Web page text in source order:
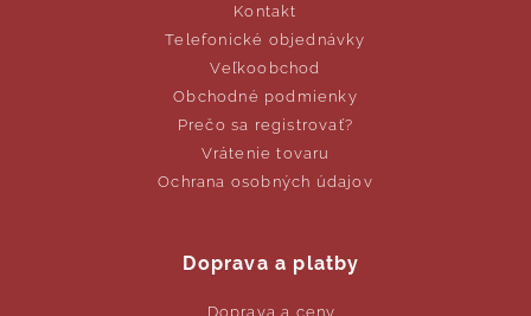
Kontakt
Telefonické objednávky
Veľkoobchod
Obchodné podmienky
Prečo sa registrovať?
Vrátenie tovaru
Ochrana osobných údajov
Doprava a platby
Doprava a ceny